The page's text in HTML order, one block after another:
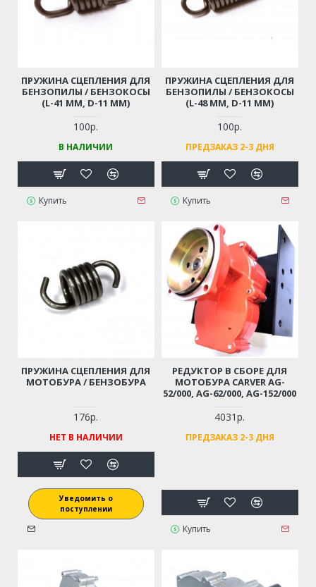
ПРУЖИНА СЦЕПЛЕНИЯ ДЛЯ
БЕНЗОПИЛЫ / БЕНЗОКОСЫ
(L-41 ММ, D-11 ММ)
100р.
В НАЛИЧИИ
Купить
ПРУЖИНА СЦЕПЛЕНИЯ ДЛЯ
БЕНЗОПИЛЫ / БЕНЗОКОСЫ
(L-48 ММ, D-11 ММ)
100р.
ПРЕДЗАКАЗ 2-3 ДНЯ
Купить
ПРУЖИНА СЦЕПЛЕНИЯ ДЛЯ
МОТОБУРА / БЕНЗОБУРА
176р.
НЕТ В НАЛИЧИИ
Уведомить о
поступлении
РЕДУКТОР В СБОРЕ ДЛЯ
МОТОБУРА CARVER AG-
52/000, AG-62/000, AG-152/000
4031р.
ПРЕДЗАКАЗ 2-3 ДНЯ
Купить